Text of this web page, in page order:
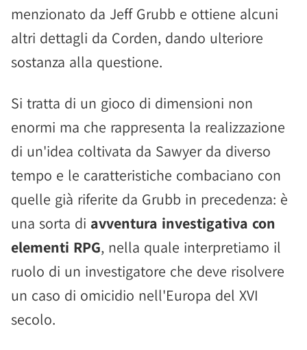
menzionato da Jeff Grubb e ottiene alcuni
altri dettagli da Corden, dando ulteriore
sostanza alla questione.
Si tratta di un gioco di dimensioni non
enormi ma che rappresenta la realizzazione
di un'idea coltivata da Sawyer da diverso
tempo e le caratteristiche combaciano con
quelle già riferite da Grubb in precedenza: è
una sorta di avventura investigativa con
elementi RPG, nella quale interpretiamo il
ruolo di un investigatore che deve risolvere
un caso di omicidio nell'Europa del XVI
secolo.